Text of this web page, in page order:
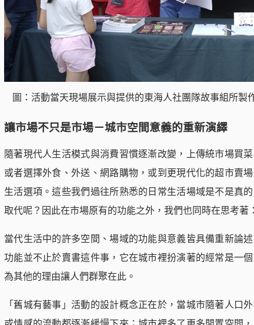
圖：活動當天現場展示與提供的東海人社團隊故事組所製
讓市場不只是市場－城市空間意義的重新演繹
隨著現代人生活模式與消費習慣逐漸改變，上傳統市場買
或者選擇外食、外送、網路購物，或到更現代化的超市賣
生活選項。這些我們過往所熟悉的日常生活場域是不是真
取代呢？因此在市場原有的功能之外，我們也同時在思考著
當代生活中的許多空間、場域的功能與意義皆具備重新論
功能並不止於賣書這件事，它在城市裡扮演著的經常是一
為其他的理由讓人們群聚在此。
「舊城有藝事」活動的設計概念正在於，當城市隨著人口